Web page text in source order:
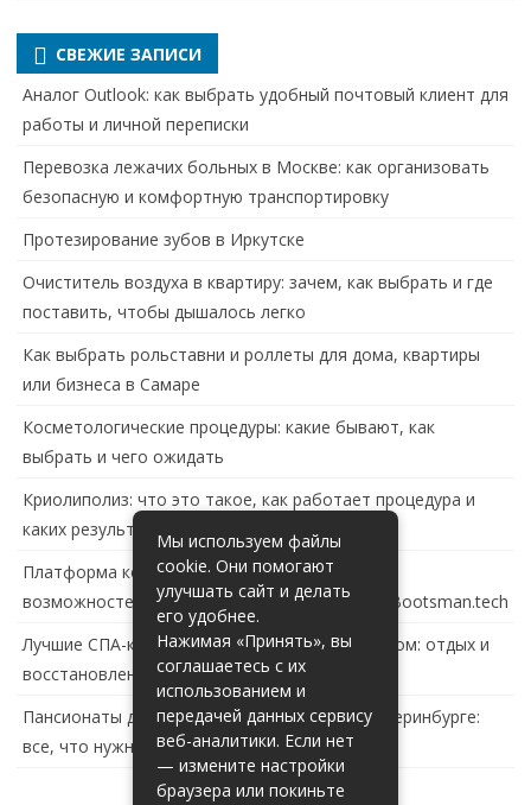
СВЕЖИЕ ЗАПИСИ
Аналог Outlook: как выбрать удобный почтовый клиент для
работы и личной переписки
Перевозка лежачих больных в Москве: как организовать
безопасную и комфортную транспортировку
Протезирование зубов в Иркутске
Очиститель воздуха в квартиру: зачем, как выбрать и где
поставить, чтобы дышалось легко
Как выбрать рольставни и роллеты для дома, квартиры
или бизнеса в Самаре
Косметологические процедуры: какие бывают, как
выбрать и чего ожидать
Криолиполиз: что это такое, как работает процедура и
каких результатов ждать
Платформа контейнеризации в России: обзор
возможностей и перспектив развития сайта Bootsman.tech
Лучшие СПА-комплексы в Тольятти с бассейном: отдых и
восстановление за городом
Пансионаты для пожилых с деменцией в Екатеринбурге:
все, что нужно знать
Мы используем файлы
cookie. Они помогают
улучшать сайт и делать
его удобнее.
Нажимая «Принять», вы
соглашаетесь с их
использованием и
передачей данных сервису
веб-аналитики. Если нет
— измените настройки
браузера или покиньте